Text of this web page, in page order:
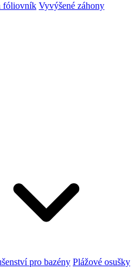
fóliovník Vyvýšené záhony
pro bazény Plážové osušky